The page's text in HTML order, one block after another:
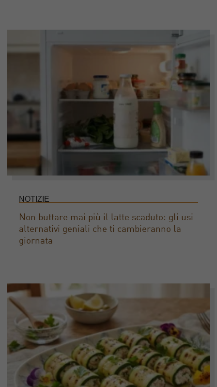
NOTIZIE
Non buttare mai più il latte scaduto: gli usi
alternativi geniali che ti cambieranno la
giornata